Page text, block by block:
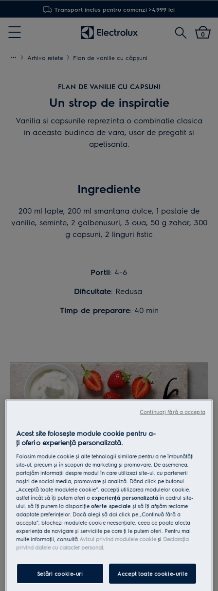
Transport inclus pentru comenzi >4.999 lei
Menu
Cautare0
Arhiva retete Flan de vanilie cu căpşuni
FLAN DE VANILIE CU CAPSUNI
Un strop de inspiratie
Vanilia si capsunile reprezinta o combinatie clasica
in aceasta budinca de vara, usor de pregatit si
apetisanta.
Ingrediente
200 ml lapte, 200 ml smantana dulce, 1 pastaie de
vanilie, seminte, 2 galbenusuri, 3 oua, 50 g zahar, 300
g capsuni, 2 linguri fistic
Portii: 4-6
Dificultate: Redusa
Timp de preparare: 40 min
semintele de vanilie. Pune laptele si smantana intr-o
craticioara si lasa sa se incalzeasca la aprox. 90°C.
Nu lasa sa atinga punctul de fierbere!
Vezi plitele cu inductie
Acest site folosește module cookie pentru a-
ţi oferi o experienţă personalizată.
Folosim module cookie și alte tehnologii similare pentru a ne îmbunătăţi
site-ul, precum și în scopuri de marketing și promovare. De asemenea,
partajăm informaţii despre modul în care utilizezi site-ul, cu partenerii
noștri de social media, promovare și analiză. Dând click pe butonul
„Acceptă toate modulele cookie”, accepţi utilizarea modulelor cookie,
astfel încât să îţi putem oferi oexperienţă personalizatăîn cadrul site-
ului, să îţi punem la dispoziţieoferte speciale și să îţi afișăm reclame
adaptate preferinţelor. Dacă alegi să dai click pe „Continuă fără a
accepta”, blochezi modulele cookie neesenţiale, ceea ce poate afecta
experienţa de navigare și serviciile pe care ţi le putem oferi. Pentru mai
multe informaţii, consultă Avizul privind modulele cookieși Declaraţia
privind datele cu caracter personal.
Setări cookie-uri Accept toate cookie-urile
Continuați fără a accepta